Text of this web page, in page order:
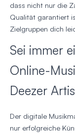
dass nicht nur die
Qualität garantiert
Zielgruppen dich
Sei immer
Online-
Deezer
Der digitale
nur erfolgreiche